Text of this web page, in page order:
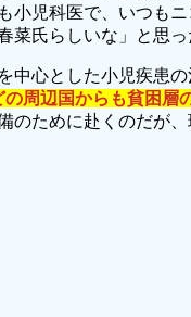
児科医で、いつも
氏らしいな」と思っ
心とした小児疾患
周辺国からも貧困層
ために赴くのだが